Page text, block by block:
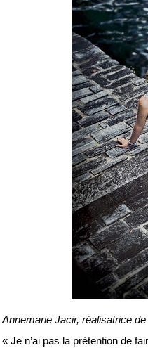
Annemarie Jacir, réalisatrice de
« Je n’ai pas la prétention de